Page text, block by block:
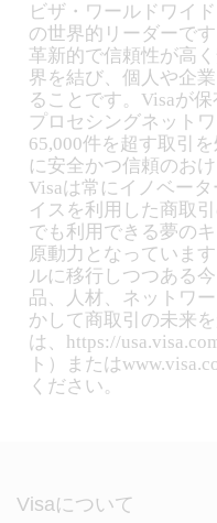
ビザ・ワールドワイ
の世界的リーダーで
革新的で信頼性が高
界を結び、個人や企
ることです。Visaが
プロセシングネット
65,000件を超す取引
に安全かつ信頼のお
Visaは常にイノベー
イスを利用した商取
でも利用できる夢の
原動力となっていま
ルに移行しつつある
品、人材、ネットワ
かして商取引の未来
は、https://
ト）または
ください。
Visaについて